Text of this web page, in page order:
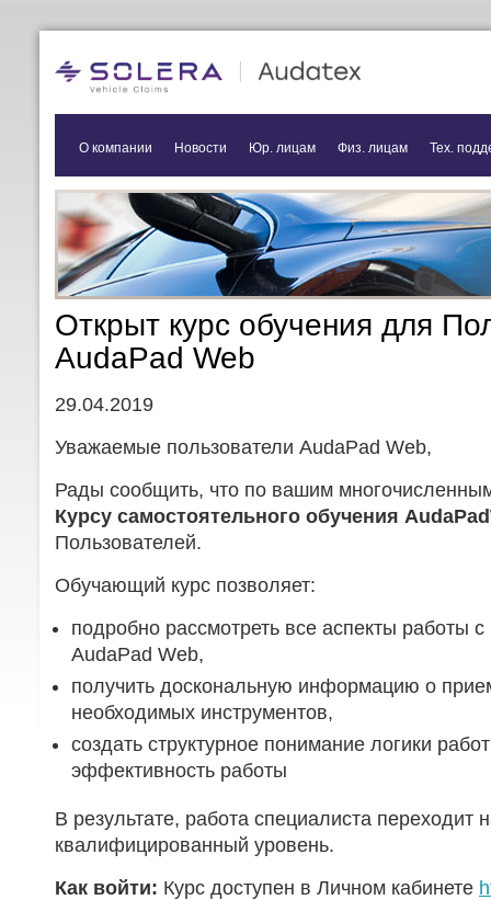
О компании Новости Юр. лицам Физ. лицам Тех.
Открыт курс обучения для
AudaPad Web
29.04.2019
Уважаемые пользователи AudaPad Web,
Рады сообщить, что по вашим
Курсу самостоятельного обучения AudaPad
Пользователей.
Обучающий курс позволяет:
подробно рассмотреть все аспекты работы
AudaPad Web,
получить доскональную информацию о
необходимых инструментов,
создать структурное понимание логики
эффективность работы
В результате, работа специалиста переходит
квалифицированный уровень.
Как войти: Курс доступен в Личном кабинете